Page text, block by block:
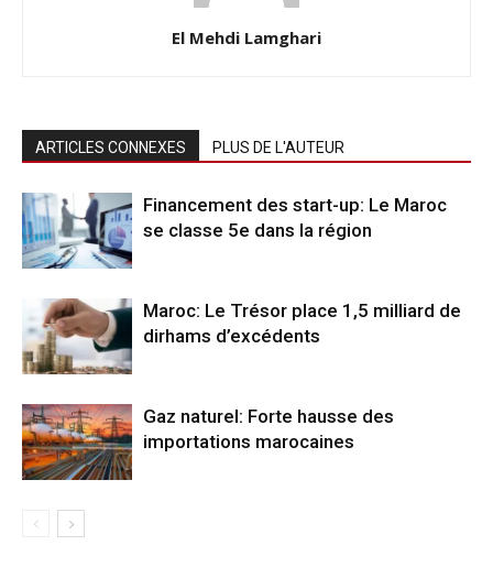
El Mehdi Lamghari
ARTICLES CONNEXES PLUS DE L'AUTEUR
Financement des start-up: Le Maroc
se classe 5e dans la région
Maroc: Le Trésor place 1,5 milliard de
dirhams d’excédents
Gaz naturel: Forte hausse des
importations marocaines